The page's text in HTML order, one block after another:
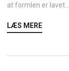
at formlen er lavet...
LÆS MERE